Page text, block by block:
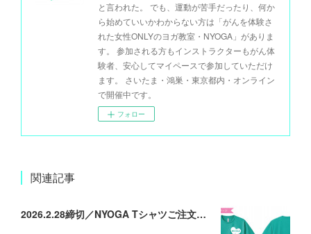
と言われた。 でも、運動が苦手だったり、何か
ら始めていいかわからない方は「がんを体験さ
れた女性ONLYのヨガ教室・NYOGA」がありま
す。 参加される方もインストラクターもがん体
験者、安心してマイペースで参加していただけ
ます。 さいたま・鴻巣・東京都内・オンライン
で開催中です。
フォロー
関連記事
2026.2.28締切／NYOGA Tシャツご注文承ります